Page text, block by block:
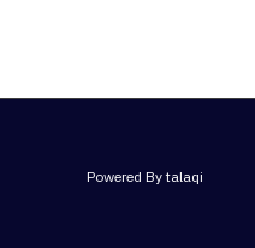
Powered By talaqi